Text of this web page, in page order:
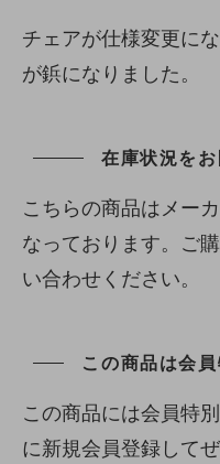
チェアが仕様変更に
が鋲になりました。
在庫状況を
こちらの商品はメー
なっております。ご
い合わせください。
この商品は会
この商品には会員特
に新規会員登録して